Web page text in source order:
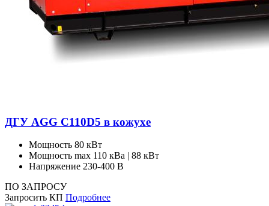
ДГУ AGG C110D5 в кожухе
Мощность 80 кВт
Мощность max 110 кВа | 88 кВт
Напряжение 230-400 В
ПО ЗАПРОСУ
Запросить КП Подробнее